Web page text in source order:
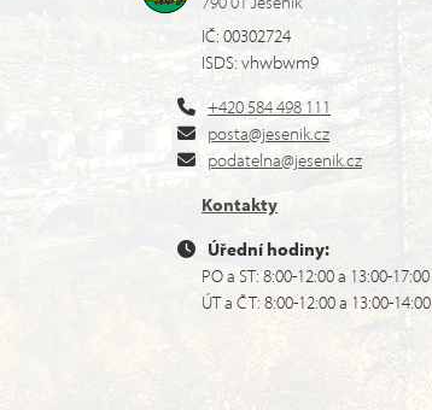
IČ: 00302724
ISDS: vhwbwm9
+420 584 498 111
posta@jesenik.cz
podatelna@jesenik.cz
Kontakty
Úřední hodiny:
PO a ST: 8:00-12:00 a 13:00-17:00
ÚT a ČT: 8:00-12:00 a 13:00-14:00